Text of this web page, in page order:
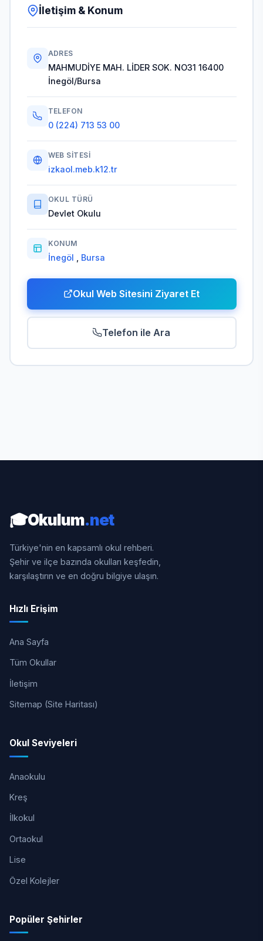
İletişim & Konum
ADRES
MAHMUDİYE MAH. LİDER SOK. NO31 16400
İnegöl/Bursa
TELEFON
0 (224) 713 53 00
WEB SITESI
izkaol.meb.k12.tr
OKUL TÜRÜ
Devlet Okulu
KONUM
İnegöl Bursa
Okul Web Sitesini Ziyaret Et
Telefon ile Ara
🎓Okulum.net
Türkiye'nin en kapsamlı okul rehberi.
Şehir ve ilçe bazında okulları keşfedin,
karşılaştırın ve en doğru bilgiye ulaşın.
Hızlı Erişim
Ana Sayfa
Tüm Okullar
İletişim
Sitemap (Site Haritası)
Okul Seviyeleri
Anaokulu
Kreş
İlkokul
Ortaokul
Lise
Özel Kolejler
Popüler Şehirler